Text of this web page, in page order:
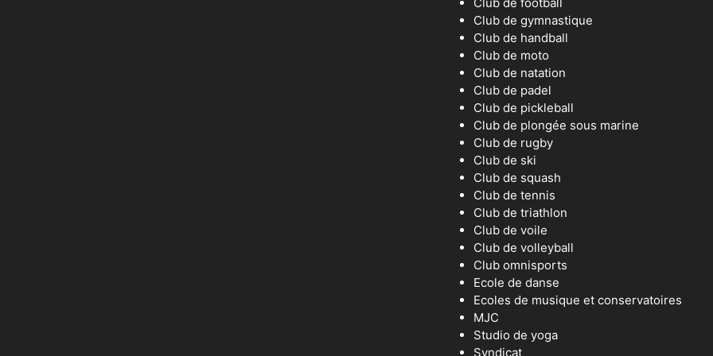
Club de gymnastique
Club de handball
Club de moto
Club de natation
Club de padel
Club de pickleball
Club de plongée sous marine
Club de rugby
Club de ski
Club de squash
Club de tennis
Club de triathlon
Club de voile
Club de volleyball
Club omnisports
Ecole de danse
Ecoles de musique et conservatoires
MJC
Studio de yoga
Syndicat